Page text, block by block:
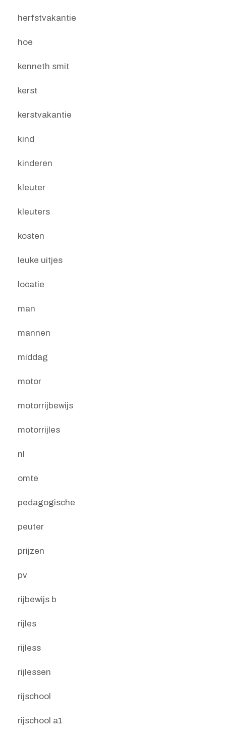
herfstvakantie
hoe
kenneth smit
kerst
kerstvakantie
kind
kinderen
kleuter
kleuters
kosten
leuke uitjes
locatie
man
mannen
middag
motor
motorrijbewijs
motorrijles
nl
omte
pedagogische
peuter
prijzen
pv
rijbewijs b
rijles
rijless
rijlessen
rijschool
rijschool a1